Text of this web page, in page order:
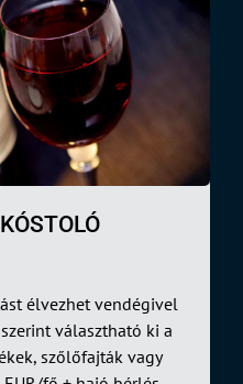
élvezhet vendégivel
választható ki a
szőlőfajták vagy